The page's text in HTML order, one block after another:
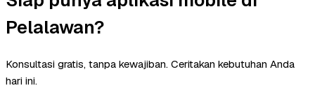
Pelalawan?
Konsultasi gratis, tanpa kewajiban. Ceritakan kebutuhan Anda
hari ini.